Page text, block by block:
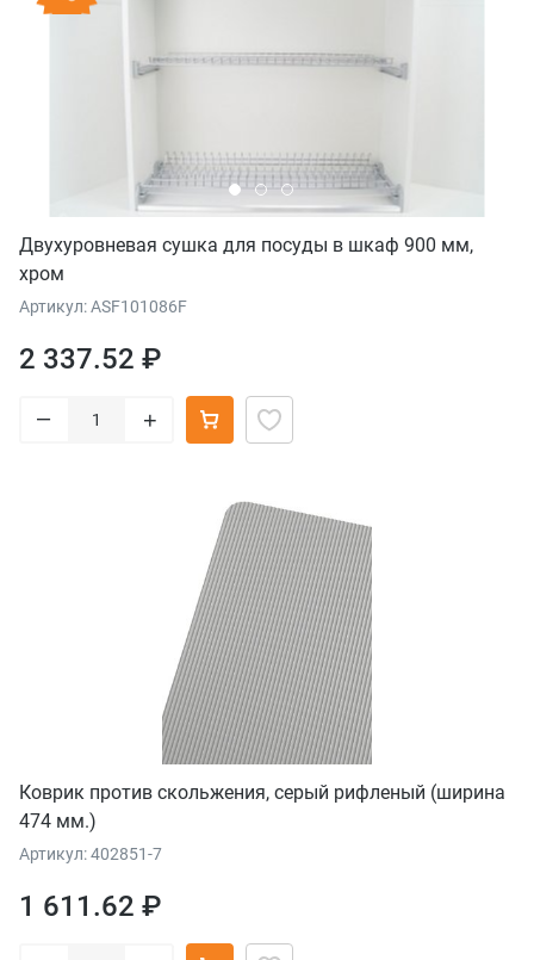
Двухуровневая сушка для посуды в шкаф 900 мм,
хром
Артикул: ASF101086F
2 337.52 ₽
– +
Коврик против скольжения, серый рифленый (ширина
474 мм.)
Артикул: 402851-7
1 611.62 ₽